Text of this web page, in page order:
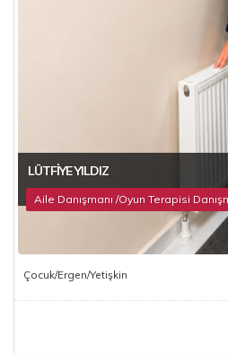
LÜTFIYE YILDIZ
Aile Danışmanı /Oyun Terapisi
Çocuk/Ergen/Yetişkin